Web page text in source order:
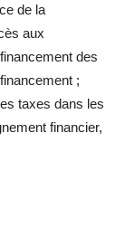
de la
aux
des
;
taxes dans les
financier,